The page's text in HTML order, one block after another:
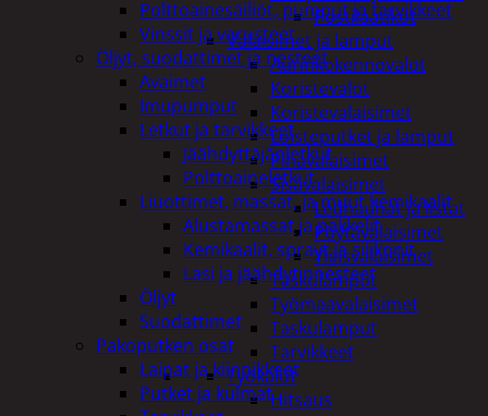
Postilaatikot
Valaisimet ja lamput
Aurinkokennovalot
Koristevalot
Koristevalaisimet
Loisteputket ja lamput
Pihavalaisimet
Sisävalaisimet
Lednauhat ja listat
Pöytävalaisimet
Yleisvalaisimet
Taskulamput
Työmaavalaisimet
Taskulamput
Tarvikkeet
Työkalut
Hitsaus
Polttoainesäiliöt, pumput ja tarvikkeet
Vinssit ja varusteet
Öljyt, suodattimet ja nesteet
Avaimet
Imupumput
Letkut ja tarvikkeet
Jäähdyttäjänletkut
Polttoaineletkut
Liuottimet, massat, ja muut kemikaalit
Alustamassat ja pakkelit
Kemikaalit, sprayt ja silikonit
Lasi ja jäähdytinnesteet
Öljyt
Suodattimet
Pakoputken osat
Laipat ja kiinnikkeet
Putket ja kulmat